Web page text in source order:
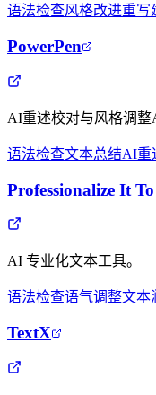
语法检查风格改进重写
PowerPen
AI重述校对与风格调整
语法检查文本总结AI重
Professionalize It
AI 专业化文本工具。
语法检查语气调整文本
TextX